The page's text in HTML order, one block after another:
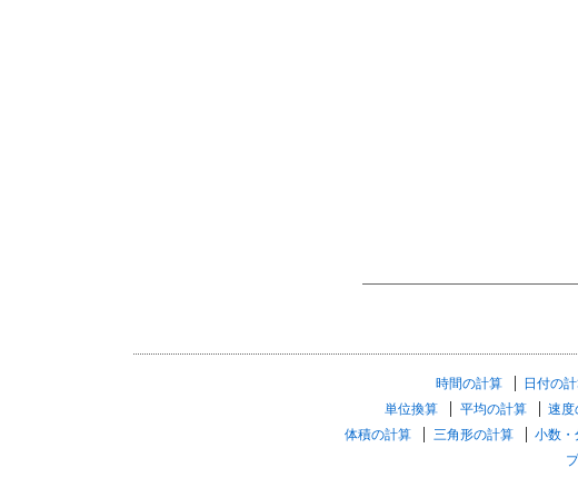
時間の計算 日付の
単位換算
平均の計算 速度
体積の計算
三角形の計算 小数・